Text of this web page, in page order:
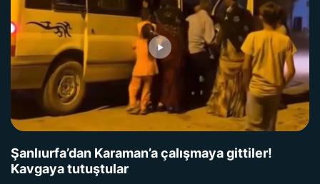
Şanlıurfa’dan Karaman’a çalışmaya gittiler!
Kavgaya tutuştular